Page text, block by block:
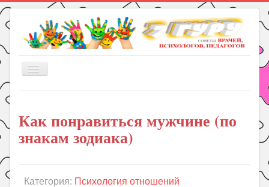
Включить/
Книги
Рукоделие
Уроки
Как понравиться мужчине (по
знакам зодиака)
Категория: Психология отношений